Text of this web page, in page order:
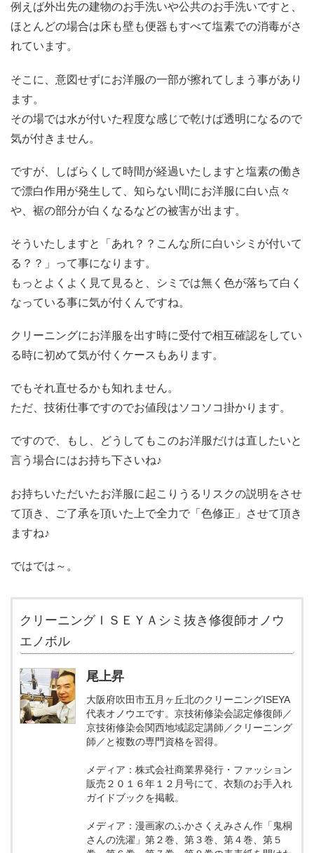
例えば外出先の建物のお手洗いや公共のお手洗いですと、
ほとんどの場合は床も壁も便器もすべて塩素での消毒がさ
れています。
そこに、意図せずにお洋服の一部が擦れてしまう事があり
ます。
その場では水が付いた程度な感じで乾けば透明になるので
気が付きません。
ですが、しばらくして時間が経過いたしますと塩素の働き
で漂白作用が発生して、知らない間にお洋服に白い点々
や、裾の部分が白くなるなどの被害が出ます。
そういたしますと「あれ？？こんな所に白いシミが付いて
る？？」って事になります。
もっとよくよく見て見ると、シミでは無く色が落ちて白く
なっている事に気が付くんですね。
クリーニングにお洋服を出す時に受付で相互確認をしてい
る時に初めて気が付くケースもあります。
でもそれ直せるかも知れません。
ただ、技術仕事ですのでお値段はソコソコ掛かります。
ですので、もし、どうしてもこのお洋服だけは直したいと
言う場合にはお持ち下さいね♪
お持ちいただいたお洋服に起こりうるリスクの説明をさせ
て頂き、ご了承を頂いた上で全力で「色修正」させて頂き
ますね♪
ではでは～。
クリーニングＩＳＥＹＡシミ抜き修復師オノウ
エノボル
尾上昇
大阪府吹田市五月ヶ丘北のクリーニングISEYA
代表オノウエです。京技術修染会認定修復師／
京技術修染会関西地域認定講師／クリーニング
師／と複数の専門資格を習得。
メディア：株式会社商業界発行・ファッション
販売２０１６年１２月号にて、衣類のお手入れ
ガイドブックを掲載。
メディア：漫画家のふかさくえみさん作「鬼桐
さんの洗濯」第２巻、第３巻、第４巻、第５